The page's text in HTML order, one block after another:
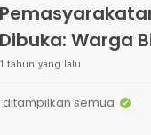
Dibuka: Warga
dan
1 tahun yang lalu
ditampilkan semua